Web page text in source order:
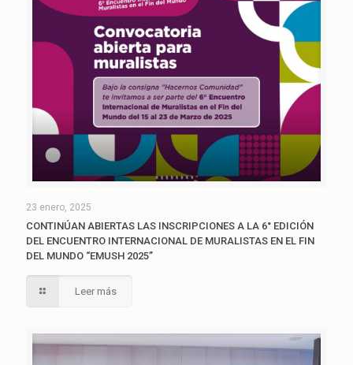
23 enero, 2025
CONTINÚAN ABIERTAS LAS INSCRIPCIONES A LA 6° EDICIÓN
DEL ENCUENTRO INTERNACIONAL DE MURALISTAS EN EL FIN
DEL MUNDO “EMUSH 2025”
Leer más